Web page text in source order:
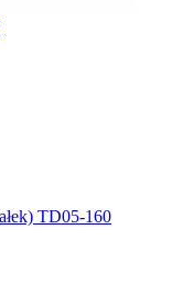
TD05-160